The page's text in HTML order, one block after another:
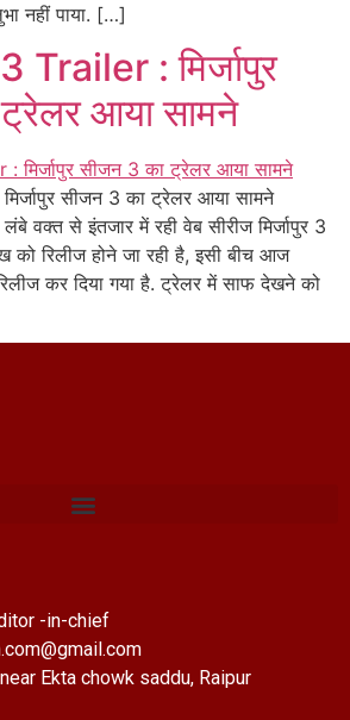
नहीं पाया. […]
: मिर्जापुर
आया सामने
सीजन 3 का ट्रेलर आया सामने
वक्त से इंतजार में रही वेब सीरीज मिर्जापुर 3
को रिलीज होने जा रही है, इसी बीच आज
कर दिया गया है. ट्रेलर में साफ देखने को
-in-chief
Ekta chowk saddu, Raipur